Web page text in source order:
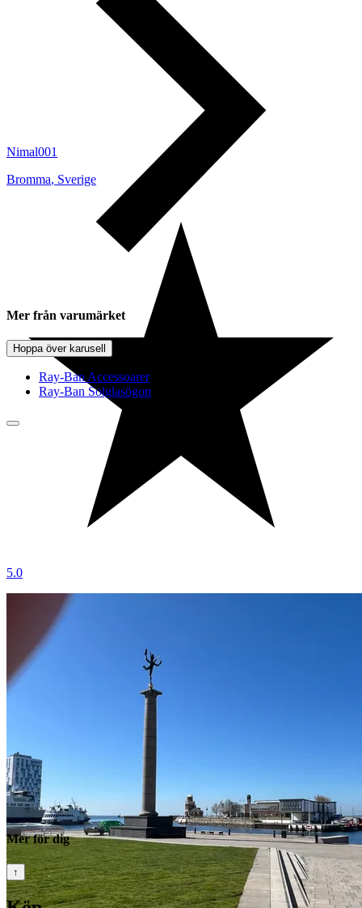
Nimal001
Bromma, Sverige
5.0
Mer från varumärket
Hoppa över karusell
Ray-Ban Accessoarer
Ray-Ban Solglasögon
Mer för dig
↑